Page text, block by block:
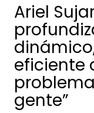
contenido
Ariel
eficiente
gente”